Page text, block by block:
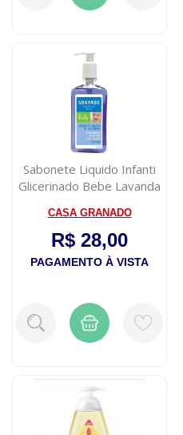
Sabonete Liquido Infanti
Glicerinado Bebe Lavanda
CASA GRANADO
R$ 28,00
PAGAMENTO À VISTA